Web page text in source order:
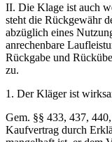
II. Die Klage ist auch
steht die Rückgewähr
abzüglich eines
anrechenbare
Rückgabe und
zu.
1. Der Kläger ist
Gem. §§ 433, 437,
Kaufvertrag durch